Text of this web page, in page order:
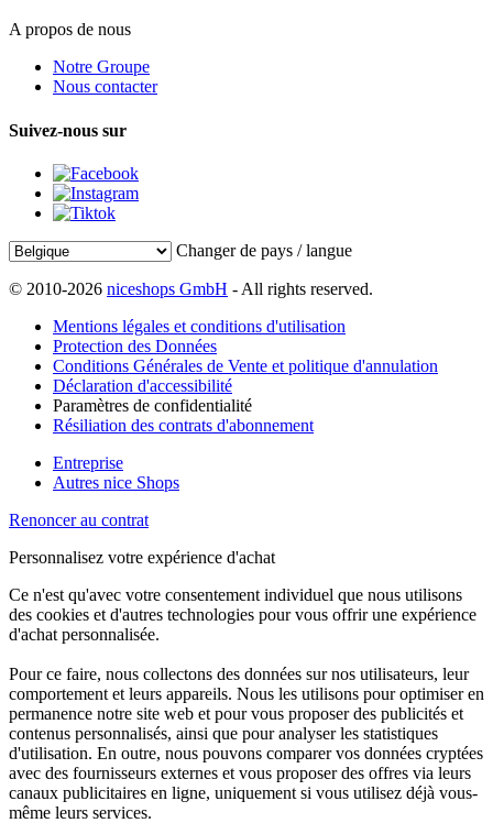
A propos de nous
Notre Groupe
Nous contacter
Suivez-nous sur
Changer de pays / langue
© 2010-2026 niceshops GmbH - All rights reserved.
Mentions légales et conditions d'utilisation
Protection des Données
Conditions Générales de Vente et politique d'annulation
Déclaration d'accessibilité
Paramètres de confidentialité
Résiliation des contrats d'abonnement
Entreprise
Autres nice Shops
Renoncer au contrat
Personnalisez votre expérience d'achat
Ce n'est qu'avec votre consentement individuel que nous utilisons
des cookies et d'autres technologies pour vous offrir une expérience
d'achat personnalisée.
Pour ce faire, nous collectons des données sur nos utilisateurs, leur
comportement et leurs appareils. Nous les utilisons pour optimiser en
permanence notre site web et pour vous proposer des publicités et
contenus personnalisés, ainsi que pour analyser les statistiques
d'utilisation. En outre, nous pouvons comparer vos données cryptées
avec des fournisseurs externes et vous proposer des offres via leurs
canaux publicitaires en ligne, uniquement si vous utilisez déjà vous-
même leurs services.